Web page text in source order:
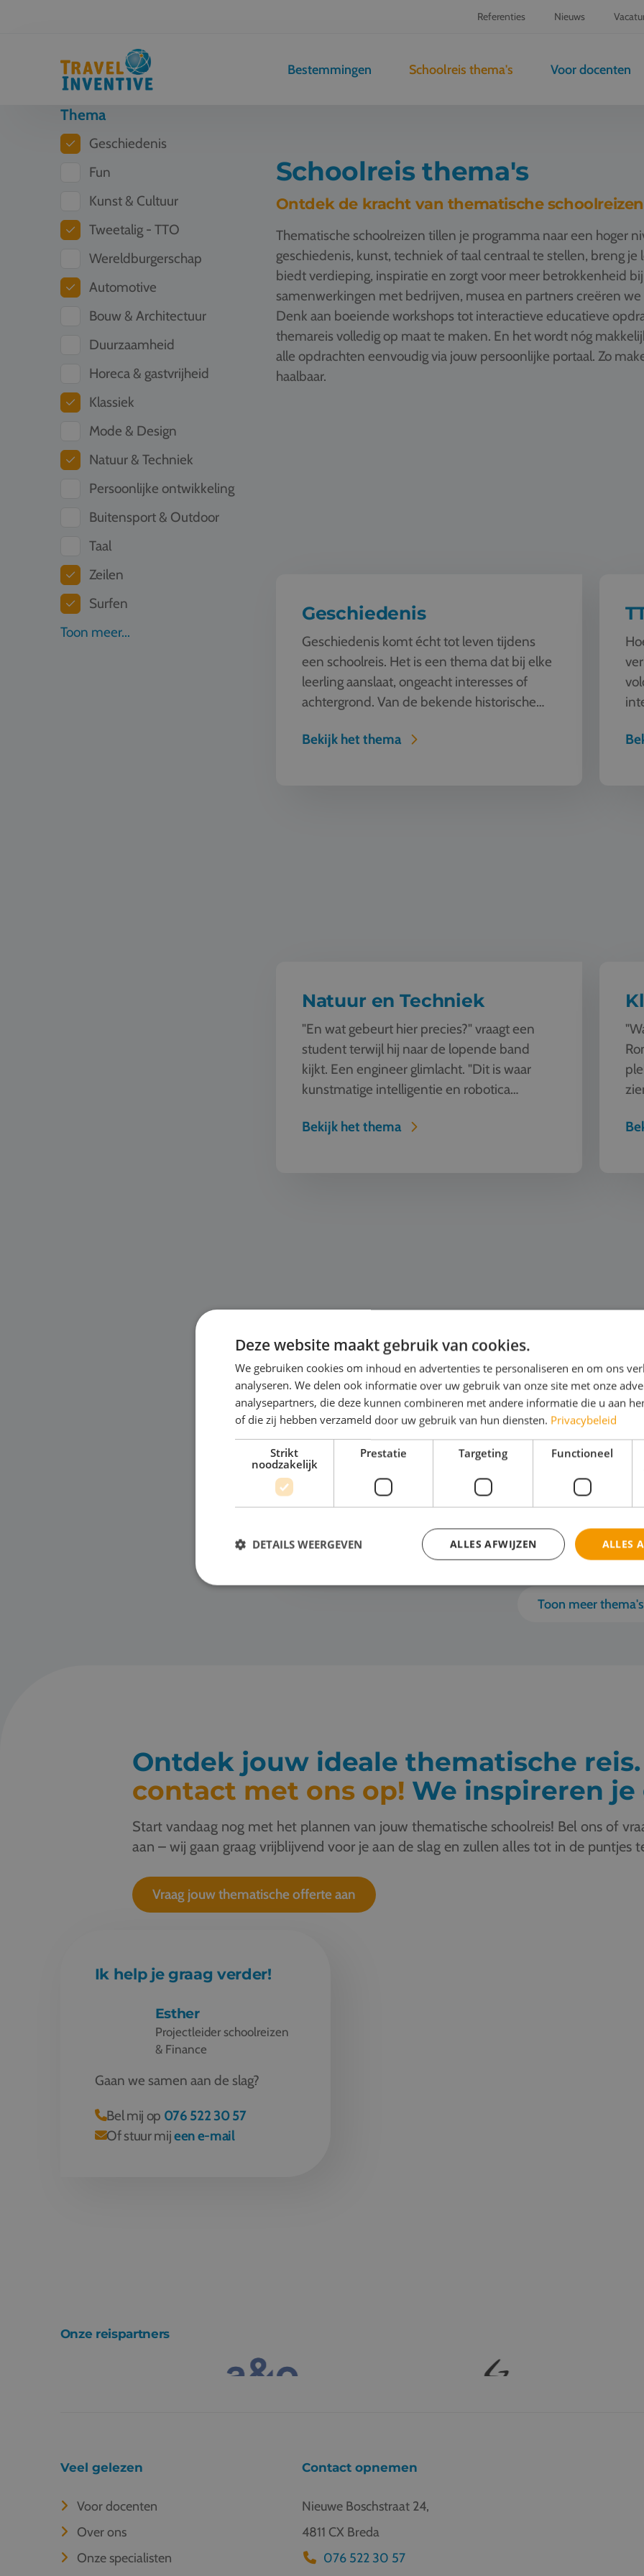
Referenties Nieuws
Bestemmingen Schoolreis thema's Voor docenten
Thema
Geschiedenis
Fun
Kunst & Cultuur
Tweetalig - TTO
Wereldburgerschap
Automotive
Bouw & Architectuur
Duurzaamheid
Horeca & gastvrijheid
Klassiek
Mode & Design
Natuur & Techniek
Persoonlijke ontwikkeling
Buitensport & Outdoor
Taal
Zeilen
Surfen
Toon meer...
Schoolreis thema's
Ontdek de kracht van thematische schoolreizen
Thematische schoolreizen tillen je programma naar een hoger
geschiedenis, kunst, techniek of taal centraal te stellen, breng
biedt verdieping, inspiratie en zorgt voor meer betrokkenheid
samenwerkingen met bedrijven, musea en partners creëren
Denk aan boeiende workshops tot interactieve educatieve
themareis volledig op maat te maken. En het wordt nóg
alle opdrachten eenvoudig via jouw persoonlijke portaal. Zo
haalbaar.
Geschiedenis
Geschiedenis komt écht tot leven tijdens
een schoolreis. Het is een thema dat bij elke
leerling aanslaat, ongeacht interesses of
achtergrond. Van de bekende historische
Bekijk het thema
Natuur en Techniek
"En wat gebeurt hier precies?" vraagt een
student terwijl hij naar de lopende band
kijkt. Een engineer glimlacht. "Dit is waar
kunstmatige intelligentie en robotica
Bekijk het thema
Automotive
"Hoe ziet een werkplaats er over 10 jaar uit?
Nog steeds vol bruggen en gereedschap? Of
werken monteurs straks met AI-gestuurde
diagnoses en robots?"De automotive wereld
verandert razendsnel. Tijde...
Toon meer thema's
Ontdek jouw ideale thematische reis.
contact met ons op! We inspireren je
Start vandaag nog met het plannen van jouw thematische schoolreis! Bel ons of
aan – wij gaan graag vrijblijvend voor je aan de slag en zullen alles tot in de puntjes
Vraag jouw thematische offerte aan
Ik help je graag verder!
Esther
Projectleider schoolreizen
& Finance
Gaan we samen aan de slag?
Bel mij op 076 522 30 57
Of stuur mijeen e-mail
Onze reispartners
Veel gelezen
Voor docenten
Over ons
Onze specialisten
Contact opnemen
Nieuwe Boschstraat 24,
4811 CX Breda
076 522 30 57
Deze website maakt gebruik van cookies.
We gebruiken cookies om inhoud en advertenties te personaliseren en om ons
analyseren. We delen ook informatie over uw gebruik van onze site met onze
analysepartners, die deze kunnen combineren met andere informatie die u aan
of die zij hebben verzameld door uw gebruik van hun diensten. Privacybeleid
Strikt
noodzakelijk
Prestatie Targeting Functioneel
ALLES
ALLES AFWIJZEN
DETAILS WEERGEVEN